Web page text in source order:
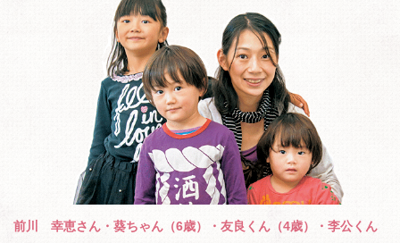
前川 幸恵さん・葵ちゃん（6歳）・友良くん（4歳）・李公くん